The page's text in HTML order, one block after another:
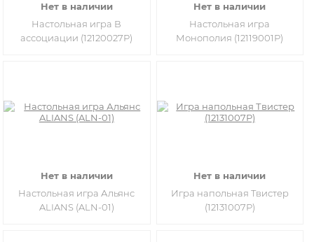
Нет в наличии
Настольная игра В
ассоциации (12120027Р)
Нет в наличии
Настольная игра
Монополия (12119001Р)
Нет в наличии
Настольная игра Альянс
ALIANS (ALN-01)
Нет в наличии
Игра напольная Твистер
(12131007Р)